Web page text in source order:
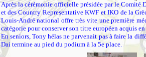
Après la cérémonie officielle présidée par le Comité
et des Country Representative KWF et IKO de la
Louis-André national offre très vite une première
catégorie pour conserver son titre européen acquis
En seniors, Tony hélas ne parvenait pas à faire la
Dai termine au pied du podium à la 5e place.